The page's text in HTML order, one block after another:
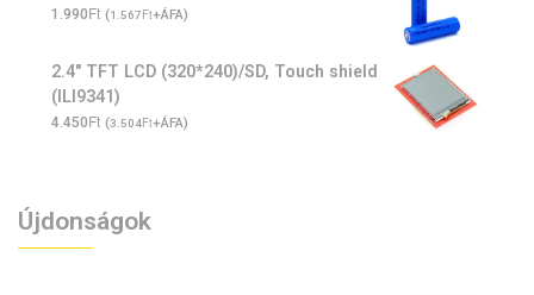
1.990Ft (1.567Ft+ÁFA)
2.4" TFT LCD (320*240)/SD, Touch shield
(ILI9341)
4.450Ft (3.504Ft+ÁFA)
Újdonságok